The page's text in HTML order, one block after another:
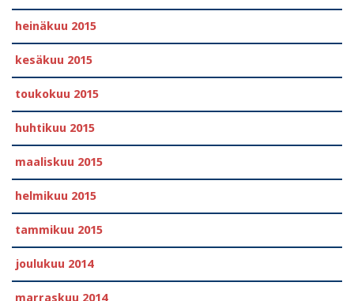
heinäkuu 2015
kesäkuu 2015
toukokuu 2015
huhtikuu 2015
maaliskuu 2015
helmikuu 2015
tammikuu 2015
joulukuu 2014
marraskuu 2014